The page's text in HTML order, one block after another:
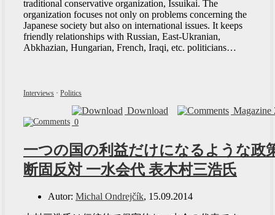
traditional conservative organization, Issuikai. The
organization focuses not only on problems concerning the
Japanese society but also on international issues. It keeps
friendly relationships with Russian, East-Ukranian,
Abkhazian, Hungarian, French, Iraqi, etc. politicians…
Interviews · Politics
Magazine
Download
0
一つの国の利益だけになるような政
断固反対 一水会代 表木村三浩氏
Autor: Michal Ondrejčík, 15.09.2014